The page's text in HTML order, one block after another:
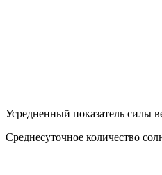
Усредненный показатель силы
Среднесуточное количество